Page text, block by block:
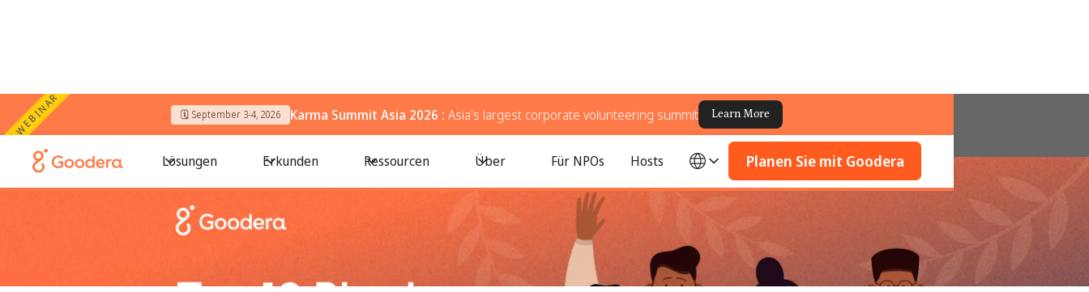
WEBINAR 🗓️ September 3-4, 2026 Karma Summit Asia 2026 : Asia's largest corporate volunteering summit Learn More
Lösungen Erkunden Ressourcen Über Für NPOs Hosts Planen Sie mit Goodera
Gemeinnützige Organisationen, die Sie für Juneteenth auschecken müssen